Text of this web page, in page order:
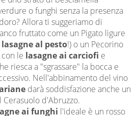
o funghi senza la presenza
Allora ti suggeriamo di
fruttato come un Pigato ligure
lasagne al pesto!) o un Pecorino
le lasagne ai carciofi e
riesca a "sgrassare" la bocca e
Nell'abbinamento del vino
darà soddisfazione anche un
Cerasuolo d'Abruzzo.
ai funghi l'ideale è un rosso